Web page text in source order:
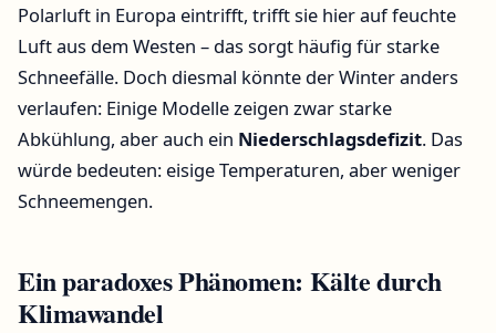
Polarluft in Europa eintrifft, trifft sie hier auf feuchte
Luft aus dem Westen – das sorgt häufig für starke
Schneefälle. Doch diesmal könnte der Winter anders
verlaufen: Einige Modelle zeigen zwar starke
Abkühlung, aber auch ein Niederschlagsdefizit. Das
würde bedeuten: eisige Temperaturen, aber weniger
Schneemengen.
Ein paradoxes Phänomen: Kälte durch
Klimawandel